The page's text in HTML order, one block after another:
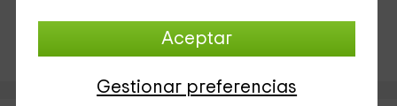
Aceptar
Gestionar preferencias